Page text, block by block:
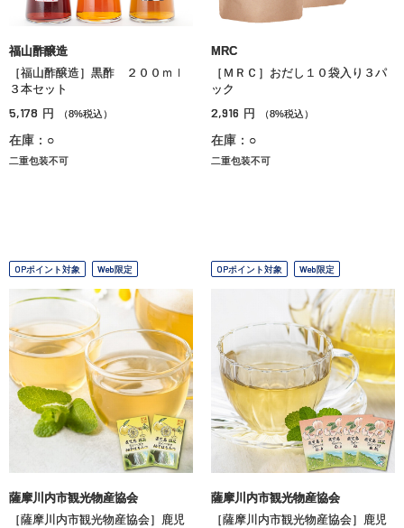
福山酢醸造
［福山酢醸造］黒酢 ２００ｍｌ
３本セット
5,178 円 （8%税込）
在庫：○
二重包装不可
MRC
［ＭＲＣ］おだし１０袋入り３パ
ック
2,916 円 （8%税込）
在庫：○
二重包装不可
OPポイント対象 Web限定
薩摩川内市観光物産協会
［薩摩川内市観光物産協会］鹿児
OPポイント対象 Web限定
薩摩川内市観光物産協会
［薩摩川内市観光物産協会］鹿児